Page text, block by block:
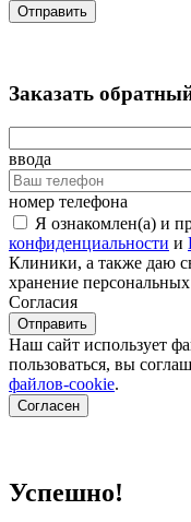
Отправить
Заказать
ввода
номер телефона
Я ознакомлен(а) и
конфиденциальности и
Клиники, а также даю
хранение
Согласия
Отправить
Наш сайт использует
пользоваться, вы
файлов-cookie.
Согласен
Успешно!